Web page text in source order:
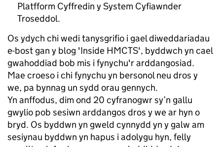
Platfform Cyffredin y System Cyfiawnder
Troseddol.
Os ydych chi wedi tanysgrifio i gael diweddariadau
e-bost gan y blog 'Inside HMCTS', byddwch yn cael
gwahoddiad bob mis i fynychu'r arddangosiad.
Mae croeso i chi fynychu yn bersonol neu dros y
we, pa bynnag un sydd orau gennych.
Yn anffodus, dim ond 20 cyfranogwr sy’n gallu
gwylio pob sesiwn arddangos dros y we ar hyn o
bryd. Os byddwn yn gweld cynnydd yn y galw am
sesiynau byddwn yn hapus i adolygu hyn, felly